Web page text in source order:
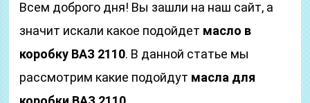
Всем доброго дня! Вы зашли на наш сайт, а
значит искали какое подойдет масло в
коробку ВАЗ 2110. В данной статье мы
рассмотрим какие подойдут масла для